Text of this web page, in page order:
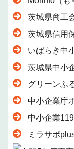
茨城県商工
茨城県信用
いばらき中
茨城県中小
グリーンふ
中小企業庁
中小企業119
ミラサポ